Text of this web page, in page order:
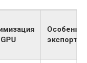
экспорта